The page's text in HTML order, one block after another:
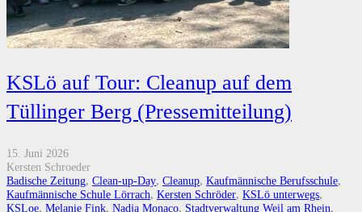
KSLö auf Tour: Cleanup auf dem
Tüllinger Berg (Pressemitteilung)
15. Juni 2026
Kersten Schroeder
Badische Zeitung, Clean-up-Day, Cleanup, Kaufmännische Berufsschule,
Kaufmännische Schule Lörrach, Kersten Schröder, KSLö unterwegs,
KSLoe, Melanie Fink, Nadja Monaco, Stadtverwaltung Weil am Rhein,